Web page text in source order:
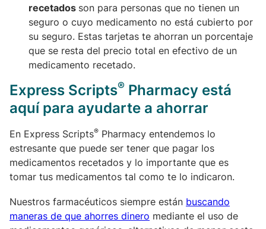
recetados son para personas que no tienen un
seguro o cuyo medicamento no está cubierto por
su seguro. Estas tarjetas te ahorran un porcentaje
que se resta del precio total en efectivo de un
medicamento recetado.
Express Scripts® Pharmacy está
aquí para ayudarte a ahorrar
En Express Scripts® Pharmacy entendemos lo
estresante que puede ser tener que pagar los
medicamentos recetados y lo importante que es
tomar tus medicamentos tal como te lo indicaron.
Nuestros farmacéuticos siempre están buscando
maneras de que ahorres dinero mediante el uso de